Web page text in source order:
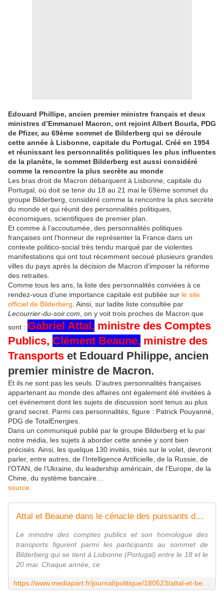
Edouard Phillipe, ancien premier ministre français et deux
ministres d’Emmanuel Macron, ont rejoint Albert Bourla, PDG
de Pfizer, au 69ème sommet de Bilderberg qui se déroule
cette année à Lisbonne, capitale du Portugal. Créé en 1954
et réunissant les personnalités politiques les plus influentes
de la planète, le sommet Bilderberg est aussi considéré
comme la rencontre la plus secrète au monde
Les bras droit de Macron débarquent à Lisbonne, capitale du
Portugal, où doit se tenir du 18 au 21 mai le 69ème sommet du
groupe Bilderberg, considéré comme la rencontre la plus secrète
du monde et qui réunit des personnalités politiques,
économiques, scientifiques de premier plan.
Et comme à l’accoutumée, des personnalités politiques
françaises ont l’honneur de représenter la France dans un
contexte politico-social très tendu marqué par de violentes
manifestations qui ont tout récemment secoué plusieurs grandes
villes du pays après la décision de Macron d’imposer la réforme
des retraites.
Comme tous les ans, la liste des personnalités conviées à ce
rendez-vous d’une importance capitale est publiée sur le site
officiel de Bilderberg . Ainsi, sur ladite liste consultée par
Lecourrier-du-soir.com , on y voit trois proches de Macron que
sont : Gabriel Attal, ministre des Comptes
Publics, Clément Beaune, ministre des
Transports et Edouard Philippe, ancien
premier ministre de Macron.
Et ils ne sont pas les seuls. D’autres personnalités françaises
appartenant au monde des affaires ont également été invitées à
cet événement dont les sujets de discussion sont tenus au plus
grand secret. Parmi ces personnalités, figure : Patrick Pouyanné,
PDG de TotalEnergies.
Dans un communiqué publié par le groupe Bilderberg et lu par
notre média, les sujets à aborder cette année y sont bien
précisés. Ainsi, les quelque 130 invités, triés sur le volet, devront
parler, entre autres, de l’Intelligence Artificielle, de la Russie, de
l’OTAN, de l’Ukraine, du leadership américain, de l’Europe, de la
Chine, du système bancaire…
source
Attal et Beaune dans le cénacle des puissants de ce monde
Le ministre des comptes publics et son homologue des
transports figurent parmi les participants au sommet de
Bilderberg qui se tient à Lisbonne (Portugal) entre le 18 et le
20 mai. Chaque année, ce